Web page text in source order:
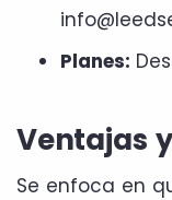
Planes:
Ventajas
Se enfoca en